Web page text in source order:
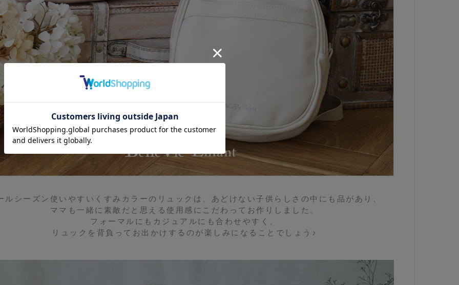
ルシーズン使いやすいくすみカラーのリュックは、あどけない子供らしさの中にも品があり、
ママも一緒に素敵だと思える使用感にこだわってお作りしました。
フォーマルにもカジュアルにも合わせやすく、
リュックを背負ってお出かけするのが楽しみになることでしょう♪